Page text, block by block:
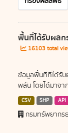
พื้นที่ได้รับผลก
16103 total
ข้อมูลพื้นที่ที่ได้รับ
พลัน โดยได้มาจา
CSV SHP API
กรมทรัพยาก